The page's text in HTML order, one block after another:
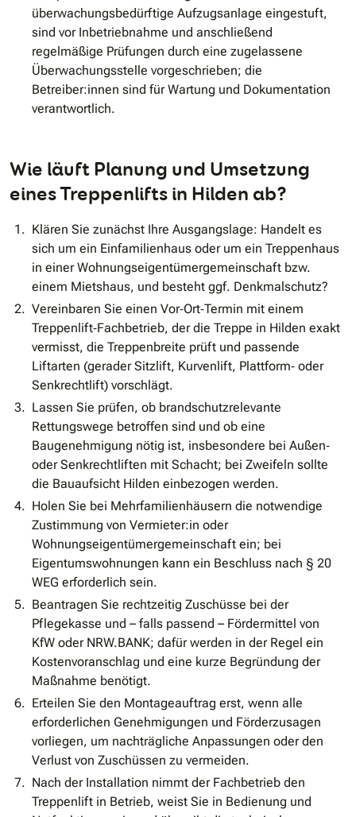
überwachungsbedürftige Aufzugsanlage eingestuft,
sind vor Inbetriebnahme und anschließend
regelmäßige Prüfungen durch eine zugelassene
Überwachungsstelle vorgeschrieben; die
Betreiber:innen sind für Wartung und Dokumentation
verantwortlich.
Wie läuft Planung und Umsetzung
eines Treppenlifts in Hilden ab?
Klären Sie zunächst Ihre Ausgangslage: Handelt es
sich um ein Einfamilienhaus oder um ein Treppenhaus
in einer Wohnungseigentümergemeinschaft bzw.
einem Mietshaus, und besteht ggf. Denkmalschutz?
Vereinbaren Sie einen Vor‐Ort‐Termin mit einem
Treppenlift‐Fachbetrieb, der die Treppe in Hilden exakt
vermisst, die Treppenbreite prüft und passende
Liftarten (gerader Sitzlift, Kurvenlift, Plattform‐ oder
Senkrechtlift) vorschlägt.
Lassen Sie prüfen, ob brandschutzrelevante
Rettungswege betroffen sind und ob eine
Baugenehmigung nötig ist, insbesondere bei Außen‐
oder Senkrechtliften mit Schacht; bei Zweifeln sollte
die Bauaufsicht Hilden einbezogen werden.
Holen Sie bei Mehrfamilienhäusern die notwendige
Zustimmung von Vermieter:in oder
Wohnungseigentümergemeinschaft ein; bei
Eigentumswohnungen kann ein Beschluss nach § 20
WEG erforderlich sein.
Beantragen Sie rechtzeitig Zuschüsse bei der
Pflegekasse und – falls passend – Fördermittel von
KfW oder NRW.BANK; dafür werden in der Regel ein
Kostenvoranschlag und eine kurze Begründung der
Maßnahme benötigt.
Erteilen Sie den Montageauftrag erst, wenn alle
erforderlichen Genehmigungen und Förderzusagen
vorliegen, um nachträgliche Anpassungen oder den
Verlust von Zuschüssen zu vermeiden.
Nach der Installation nimmt der Fachbetrieb den
Treppenlift in Betrieb, weist Sie in Bedienung und